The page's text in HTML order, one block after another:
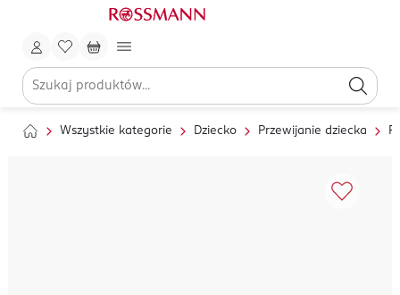
Wszystkie kategorie Dziecko Przewijanie dziecka